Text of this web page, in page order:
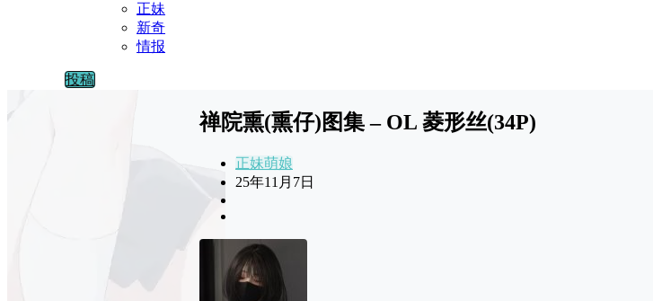
正妹
新奇
情报
投稿
禅院熏(熏仔)图集 – OL 菱形丝(34P)
正妹萌娘
25年11月7日